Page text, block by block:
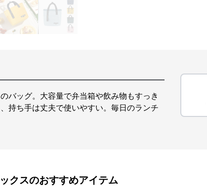
バッグ。大容量で弁当箱や飲み物もすっき
持ち手は丈夫で使いやすい。毎日のランチ
クスのおすすめアイテム